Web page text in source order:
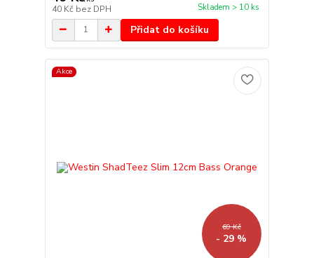
40 Kč bez DPH Skladem > 10 ks
Přidat do košíku
Akce
69 Kč
- 29 %